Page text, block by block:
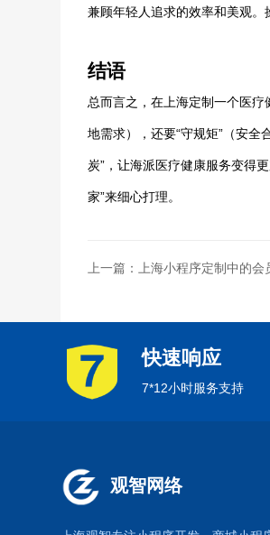
兼顾年轻人追求的效率和美观。
结语
总而言之，在上海定制一个医疗
地需求），还要“守规矩”（安全
炭”，让海派医疗健康服务变得
家”来细心打理。
上一篇：上海小程序定制中的
快速响应
7*12小时服务支持
观智网络